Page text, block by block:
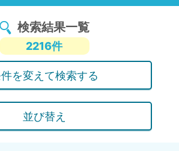
検索結果一覧
2216件
を変えて検索する
並び替え